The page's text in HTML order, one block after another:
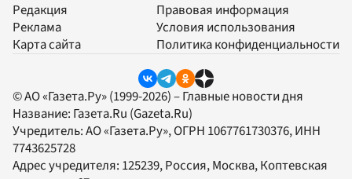
Редакция
Реклама
Карта сайта
Правовая информация
Условия использования
Политика конфиденциальности
© АО «Газета.Ру» (1999-2026) – Главные новости дня
Название: Газета.Ru (Gazeta.Ru)
Учредитель:АО «Газета.Ру», ОГРН 1067761730376, ИНН
7743625728
Адрес учредителя: 125239, Россия, Москва, Коптевская